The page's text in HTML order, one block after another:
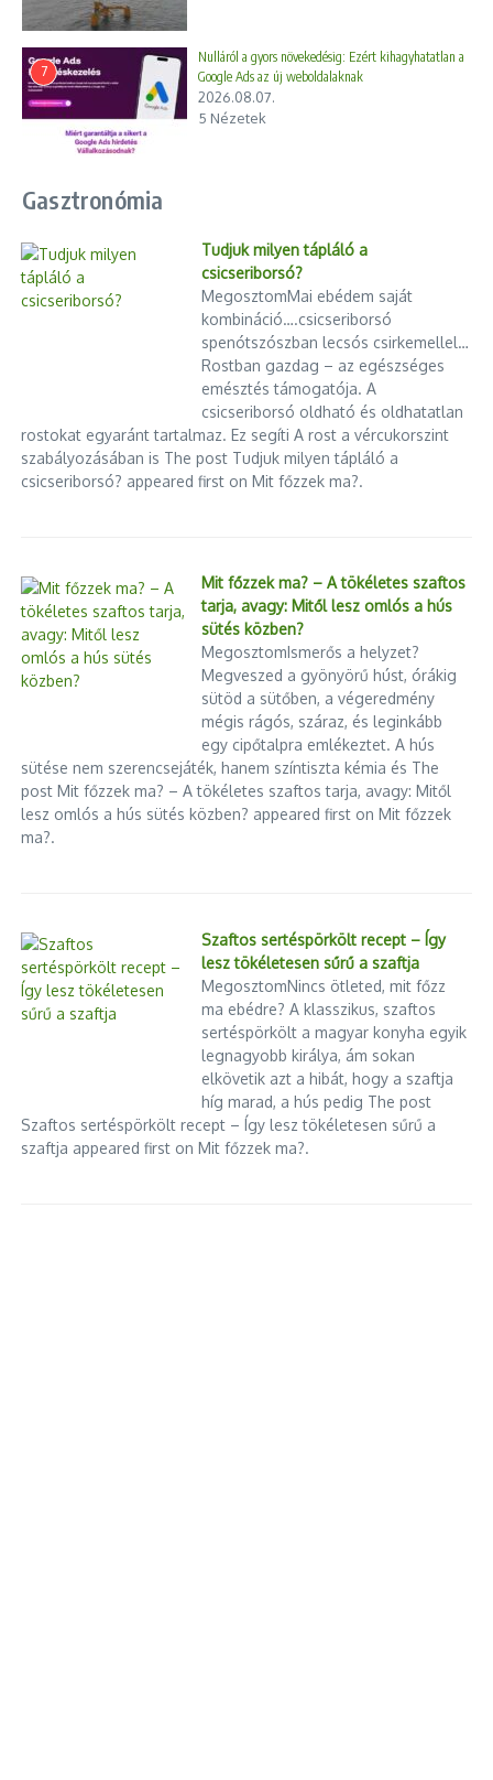
7
Nulláról a gyors növekedésig: Ezért kihagyhatatlan a
Google Ads az új weboldalaknak
2026.08.07.
5 Nézetek
Gasztronómia
Tudjuk milyen tápláló a
csicseriborsó?
MegosztomMai ebédem saját
kombináció….csicseriborsó
spenótszószban lecsós csirkemellel…
Rostban gazdag – az egészséges
emésztés támogatója. A
csicseriborsó oldható és oldhatatlan
rostokat egyaránt tartalmaz. Ez segíti A rost a vércukorszint
szabályozásában is The post Tudjuk milyen tápláló a
csicseriborsó? appeared first on Mit főzzek ma?.
Mit főzzek ma? – A tökéletes szaftos
tarja, avagy: Mitől lesz omlós a hús
sütés közben?
MegosztomIsmerős a helyzet?
Megveszed a gyönyörű húst, órákig
sütöd a sütőben, a végeredmény
mégis rágós, száraz, és leginkább
egy cipőtalpra emlékeztet. A hús
sütése nem szerencsejáték, hanem színtiszta kémia és The
post Mit főzzek ma? – A tökéletes szaftos tarja, avagy: Mitől
lesz omlós a hús sütés közben? appeared first on Mit főzzek
ma?.
Szaftos sertéspörkölt recept – Így
lesz tökéletesen sűrű a szaftja
MegosztomNincs ötleted, mit főzz
ma ebédre? A klasszikus, szaftos
sertéspörkölt a magyar konyha egyik
legnagyobb királya, ám sokan
elkövetik azt a hibát, hogy a szaftja
híg marad, a hús pedig The post
Szaftos sertéspörkölt recept – Így lesz tökéletesen sűrű a
szaftja appeared first on Mit főzzek ma?.